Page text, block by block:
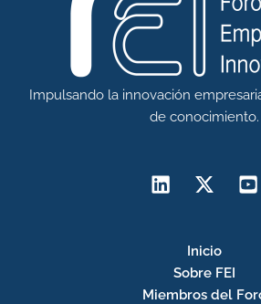
Impulsando la innovación
de conocimiento.
Inicio
Sobre FEI
Miembros del